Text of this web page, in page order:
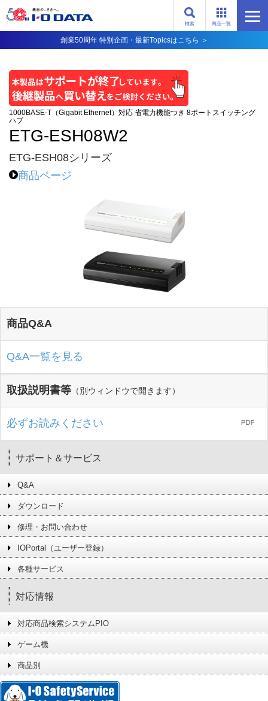
商品一覧
検索
創業50周年 特別企画・最新Topicsはこちら ＞
1000BASE-T（Gigabit Ethernet）対応 省電力機能つき 8ポートスイッチング
ハブ
ETG-ESH08W2
ETG-ESH08シリーズ
商品ページ
商品Q&A
Q&A一覧を見る
取扱説明書等 （別ウィンドウで開きます）
必ずお読みください
サポート＆サービス
Q&A
ダウンロード
修理・お問い合わせ
IOPortal（ユーザー登録）
各種サービス
対応情報
対応商品検索システムPIO
ゲーム機
商品別